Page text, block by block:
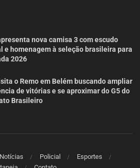
nova camisa 3 com escudo
e homenagem à seleção brasileira para
2026
o Remo em Belém buscando ampliar
de vitórias e se aproximar do G5 do
Brasileiro
Policial
Esportes